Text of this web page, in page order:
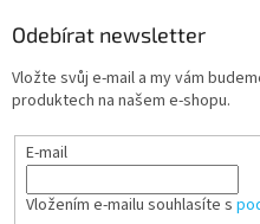
Odebírat newsletter
Vložte svůj e-mail a my vám
produktech na našem e-shopu.
E-mail
Vložením e-mailu souhlasíte s